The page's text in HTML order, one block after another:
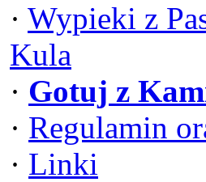
· Wypieki z
Kula
· Gotuj z
· Regulamin
· Linki